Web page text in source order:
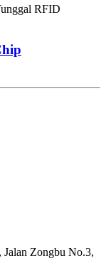
Zongbu No.3,